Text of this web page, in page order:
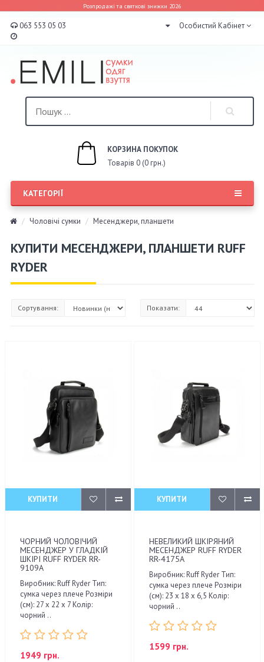
Розпродажі та святкові знижки 2026
063 553 05 03 Особистий Кабінет
КОРЗИНА ПОКУПОК
Товарів 0 (0 грн.)
КАТЕГОРІЇ
Чоловічі сумки Месенджери, планшети
КУПИТИ МЕСЕНДЖЕРИ, ПЛАНШЕТИ RUFF
RYDER
Сортування: Показати:
КУПИТИ
ЧОРНИЙ ЧОЛОВІЧИЙ
МЕСЕНДЖЕР У ГЛАДКІЙ
ШКІРІ RUFF RYDER RR-
9109A
Виробник: Ruff Ryder Тип:
сумка через плече Розміри
(см): 27 x 22 x 7 Колір:
чорний ..
1949 грн.
КУПИТИ
НЕВЕЛИКИЙ ШКІРЯНИЙ
МЕСЕНДЖЕР RUFF RYDER
RR-4175A
Виробник: Ruff Ryder Тип:
сумка через плече Розміри
(см): 23 x 18 x 6,5 Колір:
чорний ..
1599 грн.